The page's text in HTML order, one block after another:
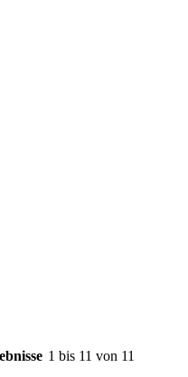
1 bis 11 von 11